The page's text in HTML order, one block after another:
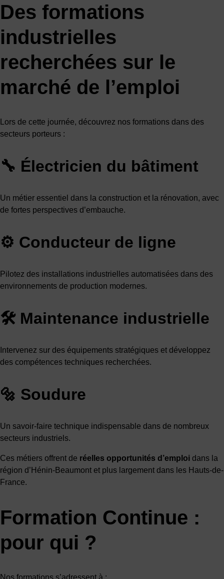
Des formations
industrielles
recherchées sur le
marché de l’emploi
Lors de cette journée, découvrez nos formations dans des
secteurs porteurs :
🔧 Électricien du bâtiment
Un métier essentiel dans la construction et la rénovation, avec
de fortes perspectives d’embauche.
⚙️ Conducteur de ligne
Pilotez des installations industrielles automatisées dans des
environnements de production modernes.
🛠 Maintenance industrielle
Intervenez sur des équipements stratégiques et développez
des compétences techniques recherchées.
🔩 Soudure
Un savoir-faire technique indispensable dans de nombreux
secteurs industriels.
Ces métiers offrent de réelles opportunités d’emploi dans la
région d’Hénin-Beaumont et plus largement dans les Hauts-de-
France.
Formation Continue :
pour qui ?